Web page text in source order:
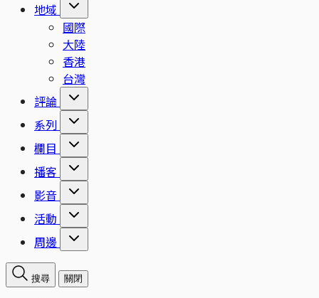
地域
國際
大陸
香港
台灣
評論
系列
欄目
播客
影音
活動
周邊
搜尋 關閉